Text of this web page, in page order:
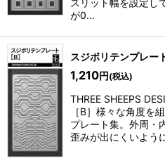
スリット幅を設定し
が0…
スジボリテンプレー
1,210円 (税込)
THREE SHEEPS
［B］様々な角度を
プレート集。外周・
歪みが出にくいよう